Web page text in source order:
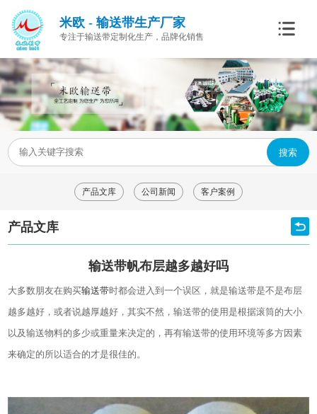
米欧 - 输送带生产厂家
专注于输送带定制化生产，品牌化销售
搜索
产品文库 公司新闻 客户案例
产品文库
输送带帆布层越多越好吗
大多数朋友在购买输送带时都会进入到一个误区，就是输送带是不是布层
越多越好，或者说越厚越好，其实不然，输送带的使用是根据滚筒的大小
以及输送物料的多少或重量来决定的，再有输送带的使用环境等多方因素
来确定的所以适合的才是很佳的。